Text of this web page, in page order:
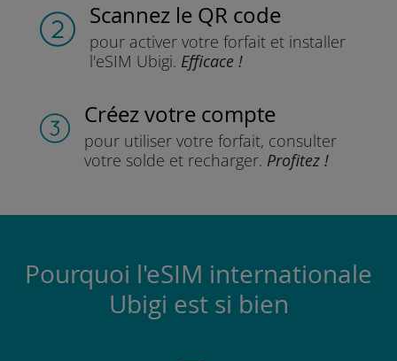
Scannez le QR code
pour activer votre forfaitet installer
l'eSIM Ubigi. Efficace !
Créez votre compte
pour utiliser votre forfait, consulter
votre solde et recharger. Profitez !
Pourquoi l'eSIM internationale
Ubigi est si bien